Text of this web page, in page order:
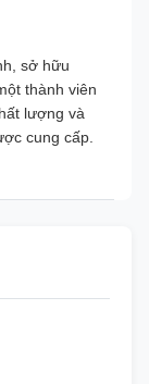
sở hữu
thành viên
lượng và
cung cấp.